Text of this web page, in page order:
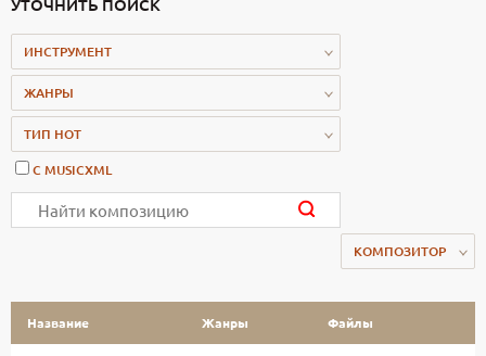
УТОЧНИТЬ ПОИСК
КОМПОЗИТОР
ИНСТРУМЕНТ
ЖАНРЫ
ТИП НОТ
С MUSICXML
Название Жанры Файлы